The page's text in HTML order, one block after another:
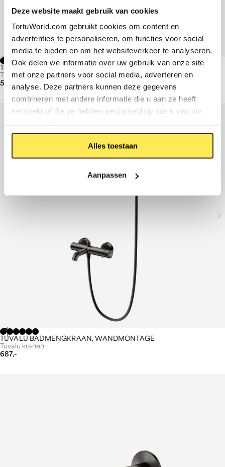
Deze website maakt gebruik van cookies
TortuWorld.com gebruikt cookies om content en
advertenties te personaliseren, om functies voor social
media te bieden en om het websiteverkeer te analyseren.
Ook delen we informatie over uw gebruik van onze site
met onze partners voor social media, adverteren en
analyse. Deze partners kunnen deze gegevens
combineren met andere informatie die u aan ze heeft
verstrekt of die ze hebben verzameld op basis van uw
Alles toestaan
Aanpassen
VERDER WINKELEN
TUVALU 3-GATS BADRAND COMBINATIE
Tuvalu kranen
531,-
TUVALU BADMENGKRAAN, WANDMONTAGE
Tuvalu kranen
687,-